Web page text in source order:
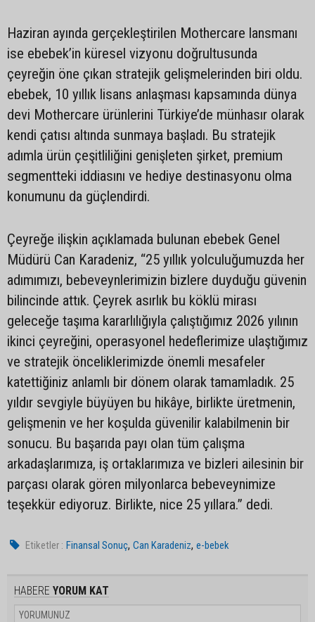
Haziran ayında gerçekleştirilen Mothercare lansmanı
ise ebebek’in küresel vizyonu doğrultusunda
çeyreğin öne çıkan stratejik gelişmelerinden biri oldu.
ebebek, 10 yıllık lisans anlaşması kapsamında dünya
devi Mothercare ürünlerini Türkiye’de münhasır olarak
kendi çatısı altında sunmaya başladı. Bu stratejik
adımla ürün çeşitliliğini genişleten şirket, premium
segmentteki iddiasını ve hediye destinasyonu olma
konumunu da güçlendirdi.
Çeyreğe ilişkin açıklamada bulunan ebebek Genel
Müdürü Can Karadeniz, “25 yıllık yolculuğumuzda her
adımımızı, bebeveynlerimizin bizlere duyduğu güvenin
bilincinde attık. Çeyrek asırlık bu köklü mirası
geleceğe taşıma kararlılığıyla çalıştığımız 2026 yılının
ikinci çeyreğini, operasyonel hedeflerimize ulaştığımız
ve stratejik önceliklerimizde önemli mesafeler
katettiğiniz anlamlı bir dönem olarak tamamladık. 25
yıldır sevgiyle büyüyen bu hikâye, birlikte üretmenin,
gelişmenin ve her koşulda güvenilir kalabilmenin bir
sonucu. Bu başarıda payı olan tüm çalışma
arkadaşlarımıza, iş ortaklarımıza ve bizleri ailesinin bir
parçası olarak gören milyonlarca bebeveynimize
teşekkür ediyoruz. Birlikte, nice 25 yıllara.” dedi.
Etiketler : Finansal Sonuç,Can Karadeniz,e-bebek
HABERE YORUM KAT